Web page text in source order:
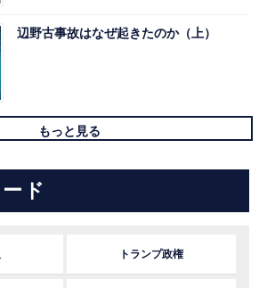
辺野古事故はなぜ起きたのか（上）
もっと見る
ド
トランプ政権